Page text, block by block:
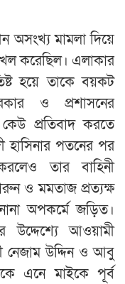
অসংখ্য মামলা দিয়ে
করেছিল। এলাকার
হয়ে তাকে বয়কট
ও প্রশাসনের
প্রতিবাদ করতে
হাসিনার পতনের পর
তার বাহিনী
ও মমতাজ প্রত্যক্ষ
অপকর্মে জড়িত।
উদ্দেশ্যে আওয়ামী
নেজাম উদ্দিন ও আবু
এনে মাইকে পূর্ব